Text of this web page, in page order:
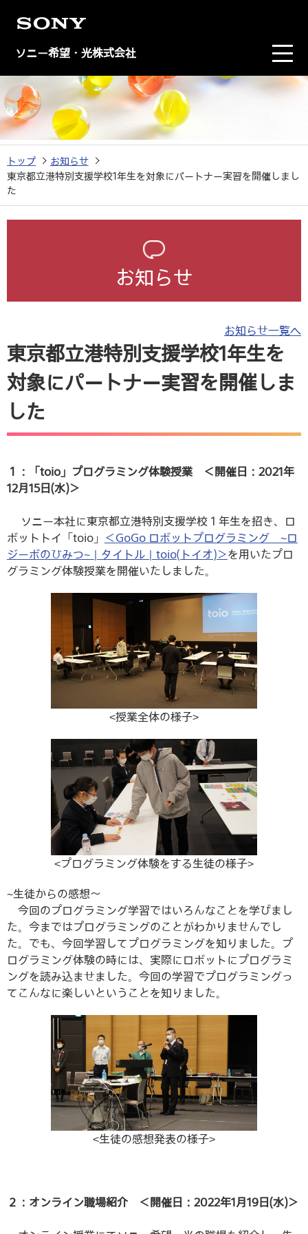
ソニー希望・光株式会社
トップ
お知らせ
東京都立港特別支援学校1年生を対象にパートナー実習を開催しまし
た
お知らせ
お知らせ一覧へ
東京都立港特別支援学校1年生を
対象にパートナー実習を開催しま
した
１：「toio」プログラミング体験授業 ＜開催日：2021年
12月15日(水)＞
ソニー本社に東京都立港特別支援学校１年生を招き、ロ
ボットトイ「toio」 ＜GoGo ロボットプログラミング ~ロ
ジーボのひみつ~ | タイトル | toio(トイオ)＞を用いたプロ
グラミング体験授業を開催いたしました。
<授業全体の様子>
<プログラミング体験をする生徒の様子>
~生徒からの感想～
今回のプログラミング学習ではいろんなことを学びまし
た。今まではプログラミングのことがわかりませんでし
た。でも、今回学習してプログラミングを知りました。プ
ログラミング体験の時には、実際にロボットにプログラミ
ングを読み込ませました。今回の学習でプログラミングっ
てこんなに楽しいということを知りました。
<生徒の感想発表の様子>
２：オンライン職場紹介 ＜開催日：2022年1月19日(水)＞